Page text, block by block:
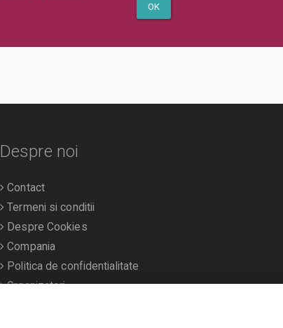
OK
Despre noi
Contact
Termeni si conditii
Despre Cookies
Compania
Politica de confidentialitate
Organizatori